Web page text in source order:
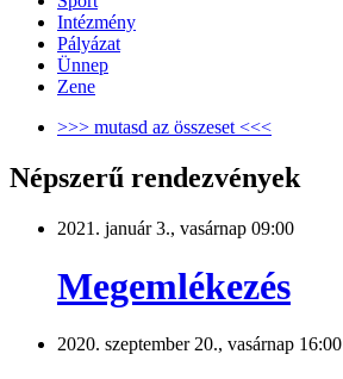
Intézmény
Pályázat
Ünnep
Zene
>>> mutasd az összeset <<<
Népszerű rendezvények
2021. január 3., vasárnap 09:00
Megemlékezés
2020. szeptember 20., vasárnap 16:00